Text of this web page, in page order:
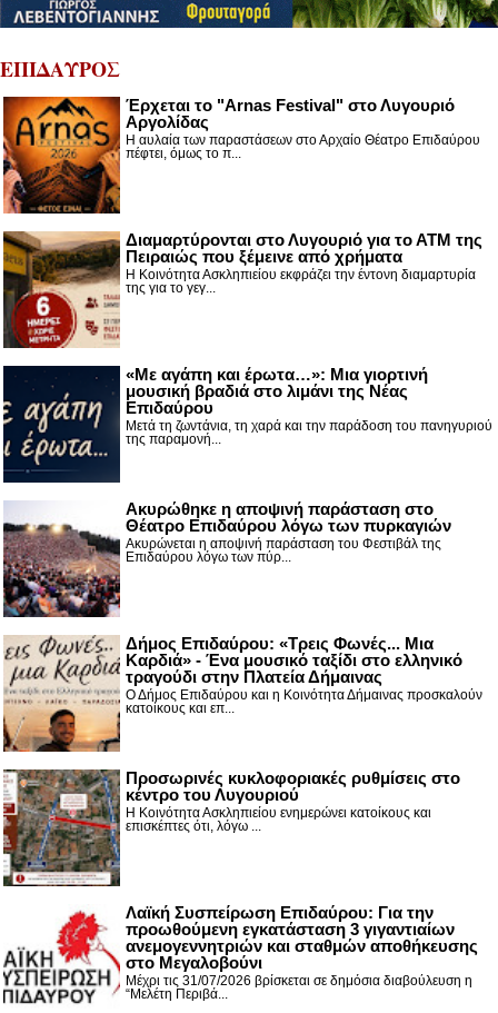
ΕΠΙΔΑΥΡΟΣ
Έρχεται το "Arnas Festival" στο Λυγουριό
Αργολίδας
Η αυλαία των παραστάσεων στο Αρχαίο Θέατρο Επιδαύρου
πέφτει, όμως το π...
Διαμαρτύρονται στο Λυγουριό για το ΑΤΜ της
Πειραιώς που ξέμεινε από χρήματα
Η Κοινότητα Ασκληπιείου εκφράζει την έντονη διαμαρτυρία
της για το γεγ...
«Με αγάπη και έρωτα…»: Μια γιορτινή
μουσική βραδιά στο λιμάνι της Νέας
Επιδαύρου
Μετά τη ζωντάνια, τη χαρά και την παράδοση του πανηγυριού
της παραμονή...
Ακυρώθηκε η αποψινή παράσταση στο
Θέατρο Επιδαύρου λόγω των πυρκαγιών
Ακυρώνεται η αποψινή παράσταση του Φεστιβάλ της
Επιδαύρου λόγω των πύρ...
Δήμος Επιδαύρου: «Τρεις Φωνές... Μια
Καρδιά» - Ένα μουσικό ταξίδι στο ελληνικό
τραγούδι στην Πλατεία Δήμαινας
Ο Δήμος Επιδαύρου και η Κοινότητα Δήμαινας προσκαλούν
κατοίκους και επ...
Προσωρινές κυκλοφοριακές ρυθμίσεις στο
κέντρο του Λυγουριού
Η Κοινότητα Ασκληπιείου ενημερώνει κατοίκους και
επισκέπτες ότι, λόγω ...
Λαϊκή Συσπείρωση Επιδαύρου: Για την
προωθούμενη εγκατάσταση 3 γιγαντιαίων
ανεμογεννητριών και σταθμών αποθήκευσης
στο Μεγαλοβούνι
Μέχρι τις 31/07/2026 βρίσκεται σε δημόσια διαβούλευση η
“Μελέτη Περιβά...